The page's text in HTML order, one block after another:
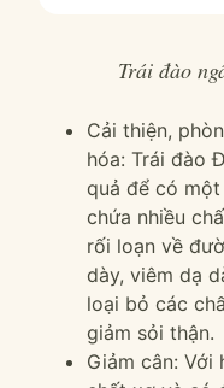
Trái đào
Cải thiện,
hóa: Trái đào
quả để có một
chứa nhiều
rối loạn về
dày, viêm dạ
loại bỏ các
giảm sỏi thận.
Giảm cân: Với